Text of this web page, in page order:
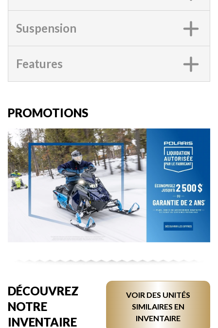
Suspension
Features
PROMOTIONS
DÉCOUVREZ
NOTRE
INVENTAIRE
VOIR DES UNITÉS
SIMILAIRES EN
INVENTAIRE